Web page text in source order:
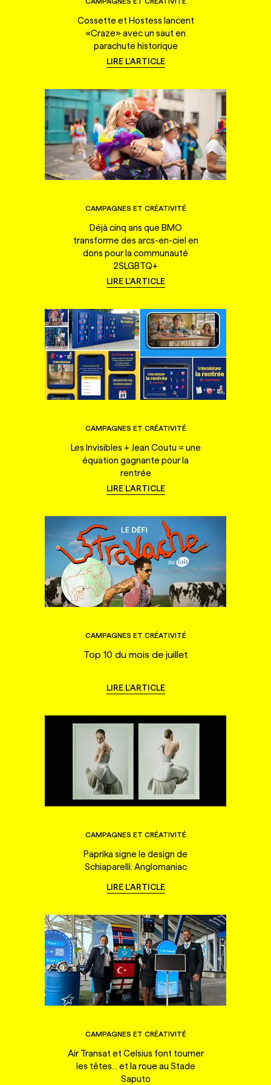
Cossette et Hostess lancent
«Craze» avec un saut en
parachute historique
LIRE L'ARTICLE
CAMPAGNES ET CRÉATIVITÉ
Déjà cinq ans que BMO
transforme des arcs-en-ciel en
dons pour la communauté
2SLGBTQ+
LIRE L'ARTICLE
CAMPAGNES ET CRÉATIVITÉ
Les Invisibles + Jean Coutu = une
équation gagnante pour la
rentrée
LIRE L'ARTICLE
CAMPAGNES ET CRÉATIVITÉ
Top 10 du mois de juillet
LIRE L'ARTICLE
CAMPAGNES ET CRÉATIVITÉ
Paprika signe le design de
Schiaparelli: Anglomaniac
LIRE L'ARTICLE
CAMPAGNES ET CRÉATIVITÉ
Air Transat et Celsius font tourner
les têtes... et la roue au Stade
Saputo